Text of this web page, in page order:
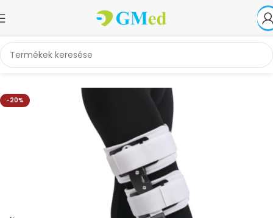
Kezdőlap Ortézisek, sínek, gipszek Térdortézisek
-20%